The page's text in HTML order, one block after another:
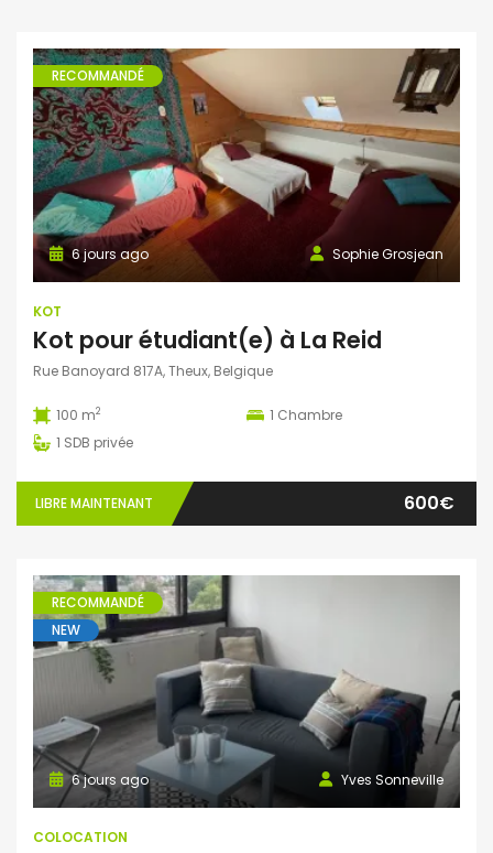
RECOMMANDÉ
Sophie Grosjean
6 jours ago
KOT
Kot pour étudiant(e) à La Reid
Rue Banoyard 817A, Theux, Belgique
100 m2 1 Chambre
1 SDB privée
LIBRE MAINTENANT 600€
RECOMMANDÉ
NEW
Yves Sonneville
6 jours ago
COLOCATION